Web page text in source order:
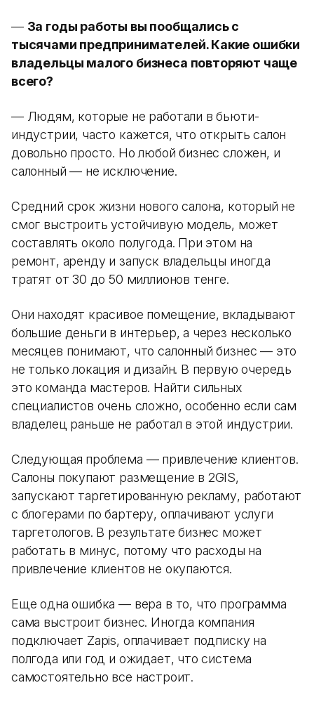
— За годы работы вы пообщались с
тысячами предпринимателей. Какие ошибки
владельцы малого бизнеса повторяют чаще
всего?
— Людям, которые не работали в бьюти-
индустрии, часто кажется, что открыть салон
довольно просто. Но любой бизнес сложен, и
салонный — не исключение.
Средний срок жизни нового салона, который не
смог выстроить устойчивую модель, может
составлять около полугода. При этом на
ремонт, аренду и запуск владельцы иногда
тратят от 30 до 50 миллионов тенге.
Они находят красивое помещение, вкладывают
большие деньги в интерьер, а через несколько
месяцев понимают, что салонный бизнес — это
не только локация и дизайн. В первую очередь
это команда мастеров. Найти сильных
специалистов очень сложно, особенно если сам
владелец раньше не работал в этой индустрии.
Следующая проблема — привлечение клиентов.
Салоны покупают размещение в 2GIS,
запускают таргетированную рекламу, работают
с блогерами по бартеру, оплачивают услуги
таргетологов. В результате бизнес может
работать в минус, потому что расходы на
привлечение клиентов не окупаются.
Еще одна ошибка — вера в то, что программа
сама выстроит бизнес. Иногда компания
подключает Zapis, оплачивает подписку на
полгода или год и ожидает, что система
самостоятельно все настроит.